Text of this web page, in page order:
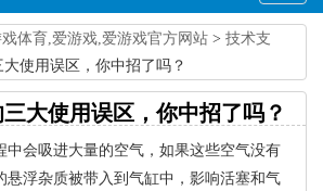
戏体育,爱游戏,爱游戏官方网站 > 技术支
使用误区，你中招了吗？
大使用误区，你中招了吗？
中会吸进大量的空气，如果这些空气没有
悬浮杂质被带入到气缸中，影响活塞和气